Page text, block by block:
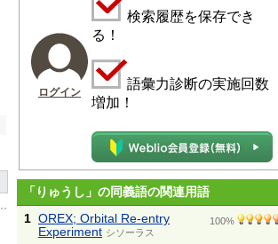
ログイン
検索履歴を保存でき
る！
語彙力診断の実施回数
増加！
「りゅうし」の同義語の関連用語
1 OREX; Orbital Re-entry
Experiment シソーラス
100%